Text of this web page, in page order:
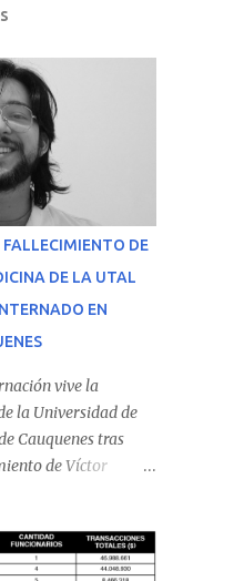
DE
DE LA UTAL
EN
vive la
la Universidad de
Cauquenes tras
de Víctor
con los antecedentes
a cumplir su